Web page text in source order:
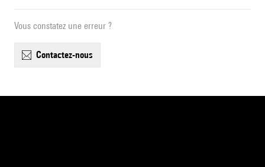
Vous constatez une erreur ?
contactez-nous